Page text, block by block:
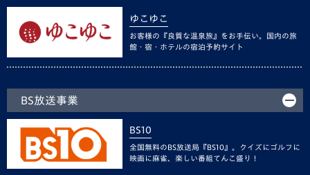
ゆこゆこ
お客様の『良質な温泉旅』をお手伝い。国内の旅
館・宿・ホテルの宿泊予約サイト
BS放送事業
BS10
全国無料のBS放送局『BS10』。クイズにゴルフに
映画に麻雀、楽しい番組てんこ盛り！